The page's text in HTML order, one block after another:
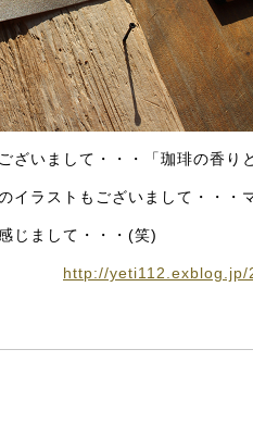
ざいまして・・・「珈琲の香り
イラストもございまして・・・
じまして・・・(笑)
・ http://yeti112.exblog.jp/